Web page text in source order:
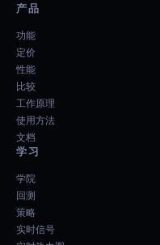
产品
功能
定价
性能
比较
工作原理
使用方法
文档
学习
学院
回测
策略
实时信号